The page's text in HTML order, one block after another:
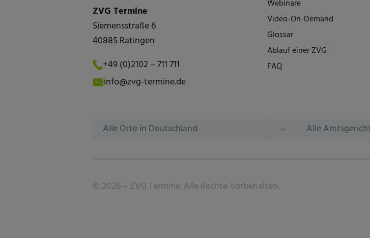
ZVG Termine
Siemensstraße 6
40885 Ratingen
+49 (0)2102 – 711 711
info@zvg-termine.de
Webinare
Video-On-Demand
Glossar
Ablauf einer ZVG
FAQ
Alle Orte in Deutschland Alle
© 2026 – ZVG Termine. Alle Rechte Vorbehalten.